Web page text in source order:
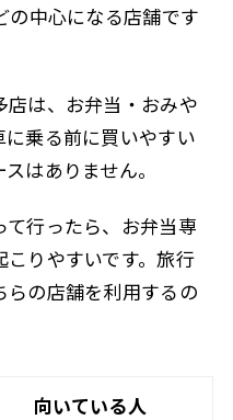
の中心になる店舗です
は、お弁当・おみや
乗る前に買いやすい
はありません。
て行ったら、お弁当専
りやすいです。旅行
の店舗を利用するの
向いている人